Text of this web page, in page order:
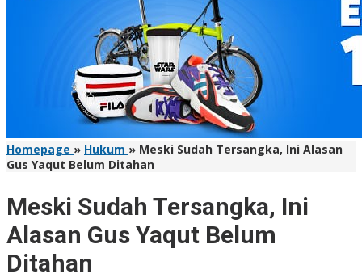
Homepage » Hukum » Meski Sudah Tersangka, Ini Alasan
Gus Yaqut Belum Ditahan
Meski Sudah Tersangka, Ini
Alasan Gus Yaqut Belum
Ditahan